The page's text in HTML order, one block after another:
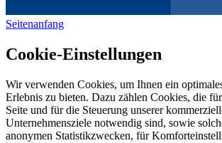
Seitenanfang
Cookie-Einstellungen
Wir verwenden Cookies, um Ihnen ein
Erlebnis zu bieten. Dazu zählen Cookies, die
Seite und für die Steuerung unserer
Unternehmensziele notwendig sind, sowie
anonymen Statistikzwecken, für